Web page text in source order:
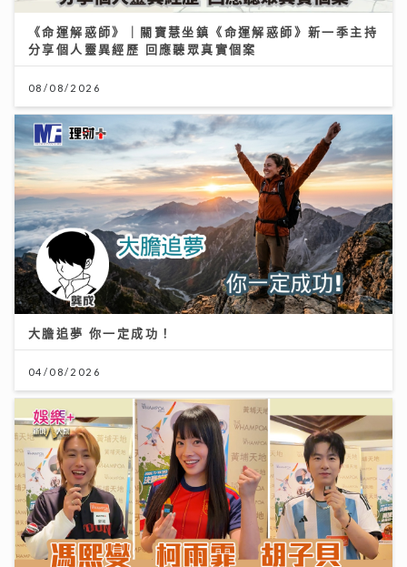
《命運解惑師》｜關寶慧坐鎮《命運解惑師》新一季主持
分享個人靈異經歷 回應聽眾真實個案
08/08/2026
大膽追夢 你一定成功！
04/08/2026